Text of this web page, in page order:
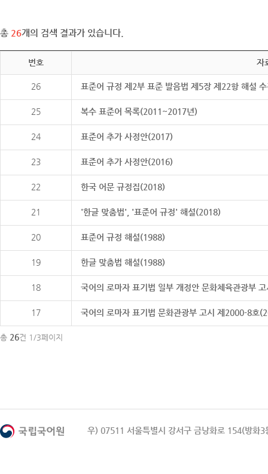
총 26개의 검색 결과가 있습니다.
번호 자
26 표준어 규정 제2부 표준 발음법 제5장 제22항 해설
25 복수 표준어 목록(2011~2017년)
24 표준어 추가 사정안(2017)
23 표준어 추가 사정안(2016)
22 한국 어문 규정집(2018)
21 '한글 맞춤법', '표준어 규정' 해설(2018)
20 표준어 규정 해설(1988)
19 한글 맞춤법 해설(1988)
18 국어의 로마자 표기법 일부 개정안 문화체육관광부
17 국어의 로마자 표기법 문화관광부 고시 제2000-8호
총 26건 1/3페이지
우) 07511 서울특별시 강서구 금낭화로 154(방화3